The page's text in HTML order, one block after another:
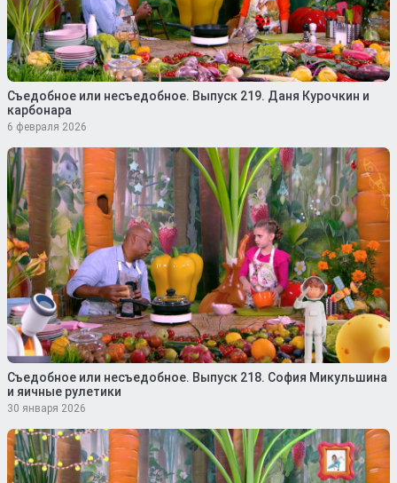
Съедобное или несъедобное. Выпуск 219. Даня Курочкин и
карбонара
6 февраля 2026
Съедобное или несъедобное. Выпуск 218. София Микульшина
и яичные рулетики
30 января 2026